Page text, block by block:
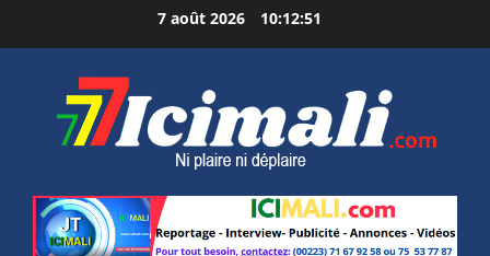
au
7 août 2026 10:12:52